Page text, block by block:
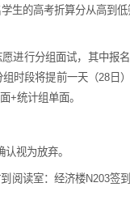
生的高考折算分从高到
进行分组面试，其中报
时段将提前一天（28日
+统计组单面。
视为放弃。
阅读室：经济楼N203签